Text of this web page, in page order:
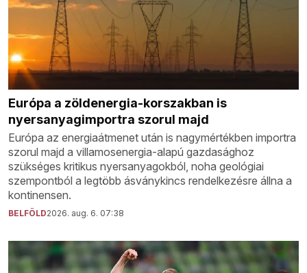
Európa a zöldenergia-korszakban is
nyersanyagimportra szorul majd
Európa az energiaátmenet után is nagymértékben importra
szorul majd a villamosenergia-alapú gazdasághoz
szükséges kritikus nyersanyagokból, noha geológiai
szempontból a legtöbb ásványkincs rendelkezésre állna a
kontinensen.
BELFÖLD2026. aug. 6. 07:38